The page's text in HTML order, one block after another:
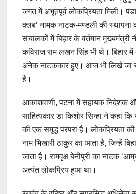
जगत में अभूतपूर्व लोकप्रियता मिली।
क्लब’ नामक नाटक-मण्डली की
संचालकों में बिहार के वर्तमान मुख्यमंत्री
कविराज राम लखन सिंह भी थे। बिहार
अनेक नाटककार हुए। आज भी लिखे जा
है।
आकाशवाणी, पटना में सहायक निदेशक
साहित्यकार डा किशोर सिन्हा ने कहा कि
की एक समृद्ध परंपरा है। लोकप्रियता की
नाम भिखारी ठाकुर का आता है, जिन्हें
जाता है। रामवृक्ष बेनीपुरी का नाटक
अत्यंत लोकप्रिय हुआ था।